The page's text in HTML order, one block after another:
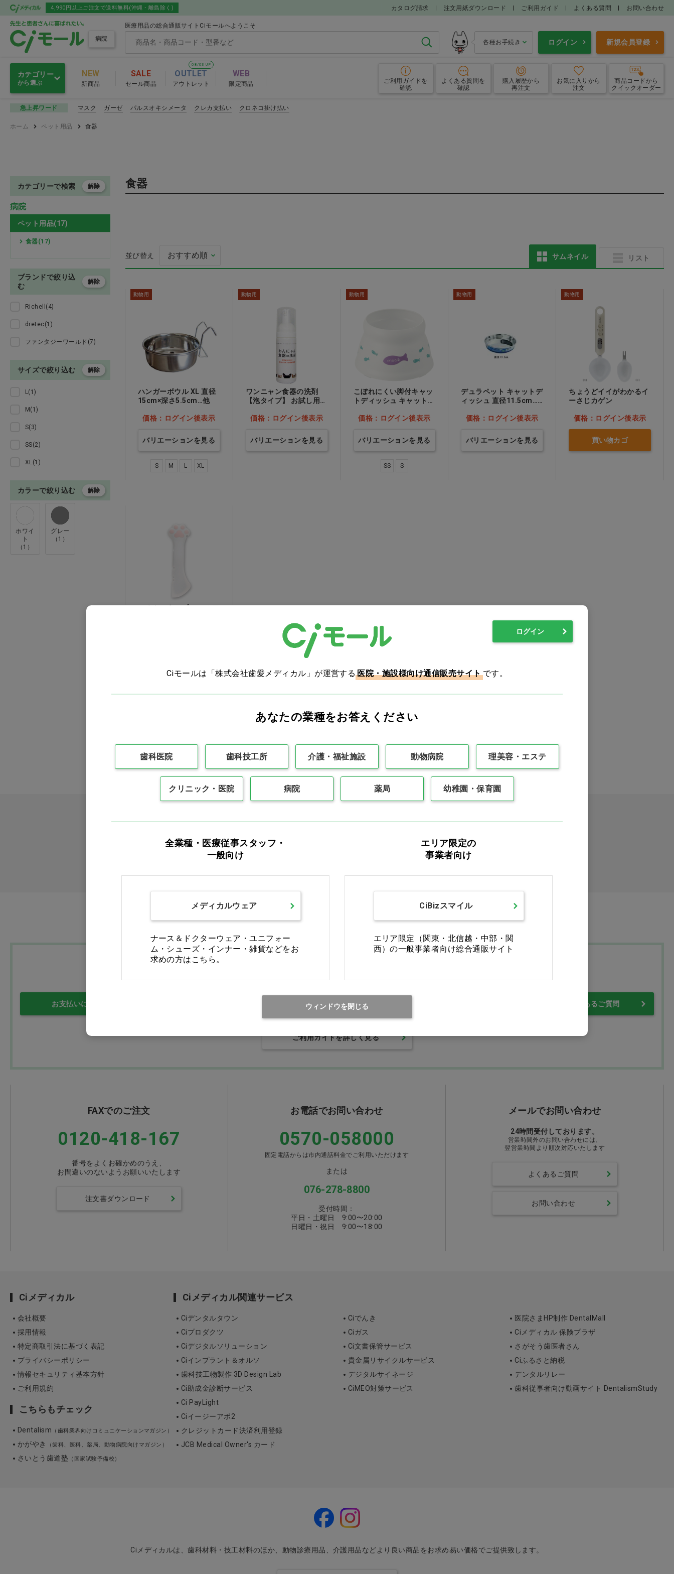
4,990円以上ご注文で送料無料(沖縄・離島除く) カタログ請求 注文用紙ダウンロード ご利用ガイド よくある質問 お問い合わせ
病院
医療用品の総合通販サイトCiモールへようこそ
検索 各種お手続き ログイン 新規会員登録
カテゴリー
から選ぶ
感染予防
滅菌・消毒・洗浄
注射・輸液・カテーテル
検査
オーラルケア用品
ウェア
美容・ヘルスケア
事務用品 診察券
ペット用品
本 ＣＤ
専門診療科
感染予防
感染予防 おすすめアイテム
ク ピンク S
価格：ログイン後表示
ク ピンク M
価格：ログイン後表示
NEW
新商品
SALE
セール商品
08/03 UP
OUTLET
アウトレット
WEB
限定商品 ご利用ガイド を
確認
よくある質問を
確認
購入履歴から
再注文
お気に入り から
注文
商品コードから
クイックオーダー
急上昇ワード マスク ガーゼ パルスオキシメータ クレカ支払い クロネコ掛け払い
ホーム ペット用品 食器
食器
並び替え サムネイル リスト
動物用
ハンガーボウル XL 直径
15cm×深さ5.5cm…他
価格：ログイン後表示
バリエーションを見る
S M L XL
動物用
ワンニャン食器の洗剤
【泡タイプ】 お試し用
価格：ログイン後表示
バリエーションを見る
動物用
こぼれにくい脚付キャッ
トディッシュ キャットデ
価格：ログイン後表示
バリエーションを見る
SS S
動物用
デュラペット キャットデ
ィッシュ 直径11.5cm…
価格：ログイン後表示
バリエーションを見る
動物用
ちょうどイイがわかるイ
ーさじカゲン
価格：ログイン後表示
買い物カゴ
にくきゅうスプーン ホワ
カテゴリーで検索 解除
病院
ペット用品(17)
食器(17)
ブランドで絞り込
む
解除
Richell(4)
dretec(1)
ファンタジーワールド(7)
サイズで絞り込む 解除
L(1)
M(1)
S(3)
SS(2)
XL(1)
カラーで絞り込む 解除
ホワイ
ト
（1）
グレー
（1）
カタログをご利用のお客様
カタログ請求 商品コード入力でクイックオーダー
お支払いについて 返品・交換について よくあるご質問
ご利用ガイドを詳しく見る
FAXでのご注文
0120-418-167
番号をよくお確かめのうえ、
お間違いのないようお願いいたします
注文書ダウンロード
お電話でお問い合わせ
0570-058000
固定電話からは市内通話料金でご利用いただけます
または
076-278-8800
受付時間：
平日・土曜日 9:00〜20:00
日曜日・祝日 9:00〜18:00
メールでお問い合わせ
24時間受付しております。
営業時間外のお問い合わせには、
翌営業時間より順次対応いたします
よくあるご質問
お問い合わせ
Ciメディカル
会社概要
採用情報
特定商取引法に基づく表記
プライバシーポリシー
情報セキュリティ基本方針
ご利用規約
こちらもチェック
Dentalism （歯科業界向けコミュニケーションマガジン）
かがやき （歯科、医科、薬局、動物病院向けマガジン）
さいとう歯道塾 （国家試験予備校）
Ciメディカル関連サービス
Ciデンタルタウン
Ciプロダクツ
Ciデジタルソリューション
Ciインプラント＆オルソ
歯科技工物製作 3D Design Lab
Ci助成金診断サービス
Ci PayLight
Ciイージーアポ2
クレジットカード決済利用登録
JCB Medical Owner's カード
Ciでんき
Ciガス
Ci文書保管サービス
貴金属リサイクルサービス
デジタルサイネージ
CiMEO対策サービス
医院さまHP制作 DentalMall
Ciメディカル 保険プラザ
さがそう歯医者さん
Ciふるさと納税
デンタルリレー
歯科従事者向け動画サイト DentalismStudy
Ciメディカルは、歯科材料・技工材料のほか、動物診療用品、介護用品などより良い商品をお求め易い価格でご提供致します。
ログイン
Ciモールは「株式会社歯愛メディカル」が運営する医院・施設様向け通信販売サイトです。
あなたの業種をお答えください
歯科医院 歯科技工所 介護・福祉施設 動物病院 理美容・エステ
クリニック・医院 病院 薬局 幼稚園・保育園
全業種・医療従事スタッフ・
一般向け
メディカルウェア
ナース＆ドクターウェア・ユニフォー
ム・シューズ・インナー・雑貨などをお
求めの方はこちら。
エリア限定の
事業者向け
CiBizスマイル
エリア限定（関東・北信越・中部・関
西）の一般事業者向け総合通販サイト
ウィンドウを閉じる